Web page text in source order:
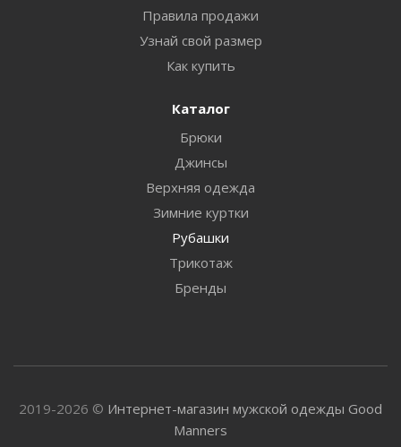
Правила продажи
Узнай свой размер
Как купить
Каталог
Брюки
Джинсы
Верхняя одежда
Зимние куртки
Рубашки
Трикотаж
Бренды
2019-2026 © Интернет-магазин мужской одежды Good
Manners